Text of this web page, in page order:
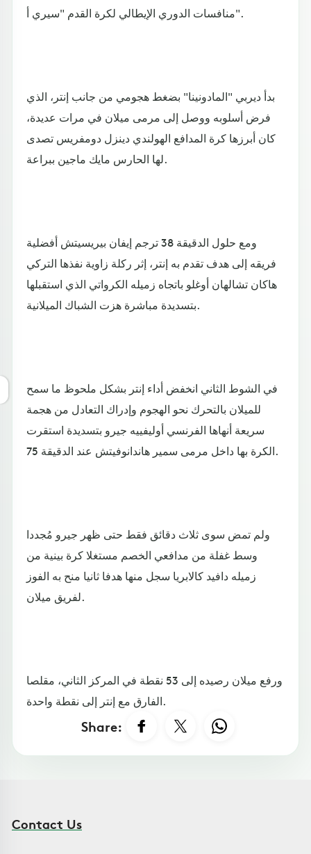
منافسات الدوري الإيطالي لكرة القدم "سيري أ".
بدأ ديربي "المادونينا" بضغط هجومي من جانب إنتر، الذي
فرض أسلوبه ووصل إلى مرمى ميلان في مرات عديدة،
كان أبرزها كرة المدافع الهولندي دينزل دومفريس تصدى
لها الحارس مايك ماجين ببراعة.
ومع حلول الدقيقة 38 ترجم إيفان بيريسيتش أفضلية
فريقه إلى هدف تقدم به إنتر، إثر ركلة زاوية نفذها التركي
هاكان تشالهان أوغلو باتجاه زميله الكرواتي الذي استقبلها
بتسديدة مباشرة هزت الشباك الميلانية.
في الشوط الثاني انخفض أداء إنتر بشكل ملحوظ ما سمح
للميلان بالتحرك نحو الهجوم وإدراك التعادل من هجمة
سريعة أنهاها الفرنسي أوليفييه جيرو بتسديدة استقرت
الكرة بها داخل مرمى سمير هاندانوفيتش عند الدقيقة 75.
ولم تمض سوى ثلاث دقائق فقط حتى ظهر جيرو مُجددا
وسط غفلة من مدافعي الخصم مستغلا كرة بينية من
زميله دافيد كالابريا سجل منها هدفا ثانيا منح به الفوز
لفريق ميلان.
ورفع ميلان رصيده إلى 53 نقطة في المركز الثاني، مقلصا
الفارق مع إنتر إلى نقطة واحدة.
Share:
Contact Us